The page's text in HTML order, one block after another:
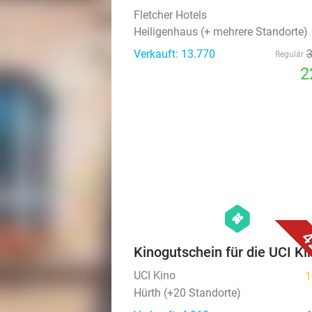
Fletcher Hotels
Heiligenhaus (+ mehrere Standorte)
Verkauft: 13.770
Regulär
hexagon
events
Kinogutschein für die UCI
UCI Kino
Hürth (+20 Standorte)